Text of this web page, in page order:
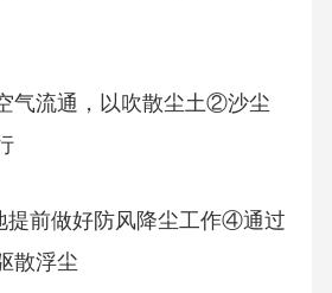
气流通，以吹散尘土②沙尘
提前做好防风降尘工作④通过
散浮尘